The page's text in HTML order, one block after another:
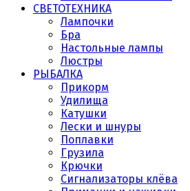
СВЕТОТЕХНИКА
Лампочки
Бра
Настольные лампы
Люстры
РЫБАЛКА
Прикорм
Удилища
Катушки
Лески и шнуры
Поплавки
Грузила
Крючки
Сигнализаторы клёва